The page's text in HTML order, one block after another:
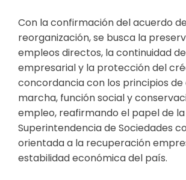
Con la confirmación del acuerdo de
reorganización, se busca la
empleos directos, la continuidad
empresarial y la protección del
concordancia con los principios
marcha, función social y
empleo, reafirmando el papel de la
Superintendencia de Sociedades
orientada a la recuperación
estabilidad económica del país.